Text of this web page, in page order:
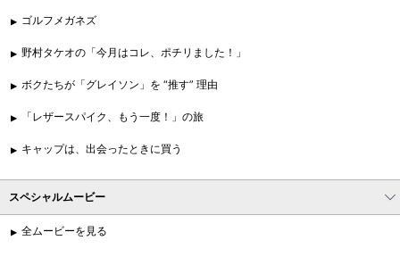
ゴルフメガネズ
野村タケオの「今月はコレ、ポチリました！」
ボクたちが「グレイソン」を “推す” 理由
「レザースパイク、もう一度！」の旅
キャップは、出会ったときに買う
スペシャルムービー
全ムービーを見る